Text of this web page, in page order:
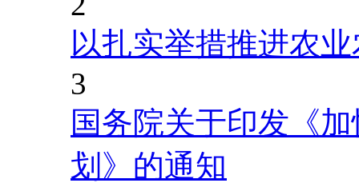
以扎实举措推进农
3
国务院关于印发《
划》的通知